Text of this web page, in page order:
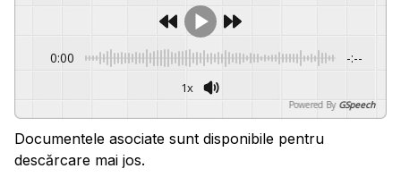
0:00 -:--
1x
Powered By GSpeech
Documentele asociate sunt disponibile pentru
descărcare mai jos.